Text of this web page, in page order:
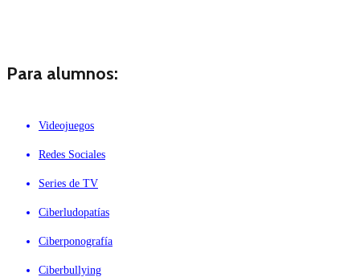
Para alumnos:
Videojuegos
Redes Sociales
Series de TV
Ciberludopatías
Ciberponografía
Ciberbullying